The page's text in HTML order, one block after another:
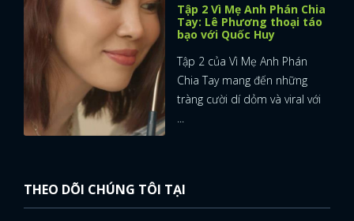
Tập 2 Vì Mẹ Anh Phán Chia
Tay: Lê Phương thoại táo
bạo với Quốc Huy
Tập 2 của Vì Mẹ Anh Phán
Chia Tay mang đến những
tràng cười dí dỏm và viral với
THEO DÕI CHÚNG TÔI TẠI